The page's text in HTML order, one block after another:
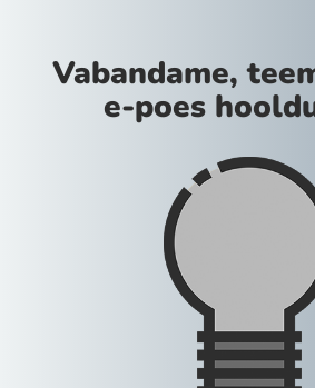
Vabandame,
e-poes